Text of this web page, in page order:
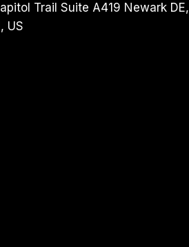
Trail Suite A419 Newark DE,
US